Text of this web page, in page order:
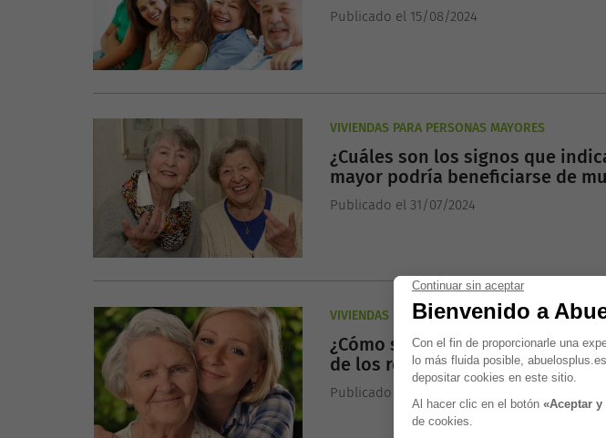
Publicado el 15/08/2024
VIVIENDAS PARA PERSONAS MAYORES
¿Cuáles son los signos que
mayor podría beneficiarse de
residencia?
Publicado el 31/07/2024
VIVIENDAS PARA PERSONAS MAYORES
¿Cómo se adaptan las
de los residentes con demencia?
Publicado el 31/07/2024